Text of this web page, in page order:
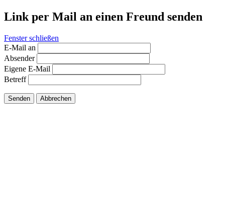
Link per Mail an einen Freund senden
Fenster schließen
E-Mail an
Absender
Eigene E-Mail
Betreff
Senden Abbrechen